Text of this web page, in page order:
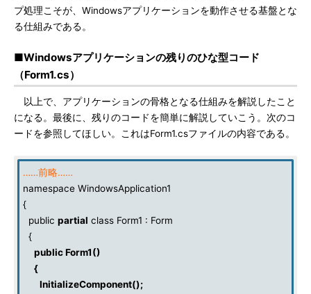
プ処理こそが、Windowsアプリケーションを動作させる基盤とな
る仕組みである。
■Windowsアプリケーションの残りのひな型コード
（Form1.cs）
以上で、アプリケーションの骨格となる仕組みを解説したこと
になる。最後に、残りのコードを簡単に解説していこう。次のコ
ードを参照してほしい。これはForm1.csファイルの内容である。
……前略……
namespace WindowsApplication1
{
public partial class Form1 : Form
{
public Form1()
{
InitializeComponent();